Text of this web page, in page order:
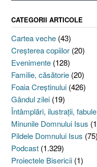
CATEGORII ARTICOLE
Cartea veche (43)
Creşterea copiilor (20)
Evenimente (128)
Familie, căsătorie (20)
Foaia Creştinului (426)
Gândul zilei (19)
Întâmplări, ilustraţii, fabule
Minunile Domnului Isus
Pildele Domnului Isus (75)
Podcast (1.329)
Proiectele Bisericii (1)